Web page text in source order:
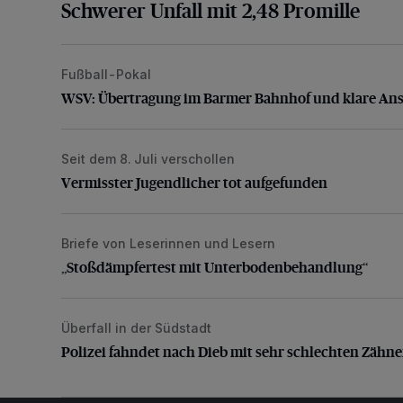
Schwerer Unfall mit 2,48 Promille
WSV: Übertragung im Barmer Bahnhof und klare
Fußball-Pokal
WSV: Übertragung im Barmer Bahnhof und klare
Vermisster Jugendlicher tot aufgefunden
Seit dem 8. Juli verschollen
Vermisster Jugendlicher tot aufgefunden
„Stoßdämpfertest mit Unterbodenbehandlung“
Briefe von Leserinnen und Lesern
„Stoßdämpfertest mit Unterbodenbehandlung“
Polizei fahndet nach Dieb mit sehr schlechten Zähnen
Überfall in der Südstadt
Polizei fahndet nach Dieb mit sehr schlechten